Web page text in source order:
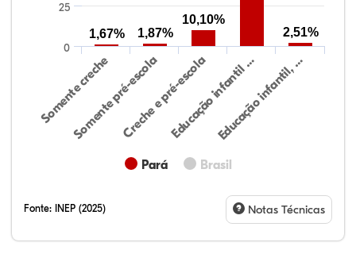
Pará Brasil
Somente creche
Somente pré-escolaCreche e pré-escolaEducação infantil …
Educação infantil, …
0
25
1,67% 1,87%
10,10%
2,51%
Fonte: INEP (2025) Notas Técnicas